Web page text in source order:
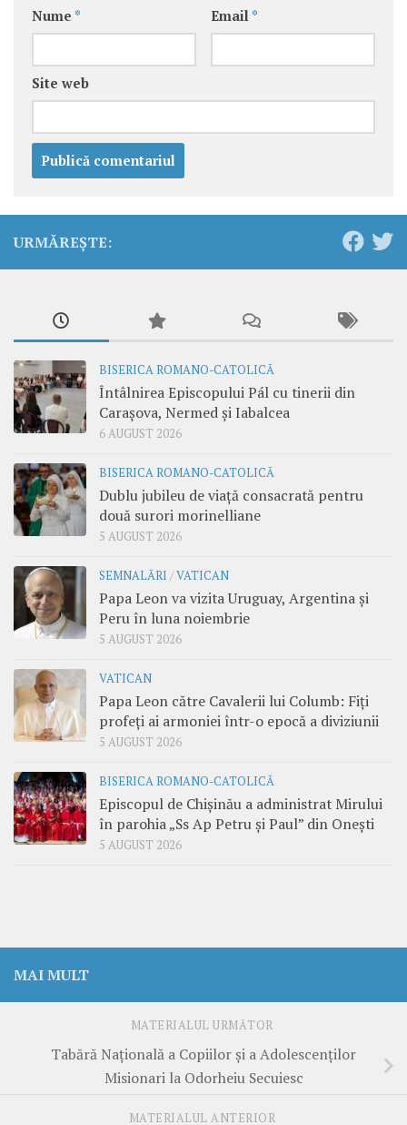
Nume * Email *
Site web
URMĂREȘTE:
BISERICA ROMANO-CATOLICĂ
Întâlnirea Episcopului Pál cu tinerii din
Carașova, Nermed și Iabalcea
6 AUGUST 2026
BISERICA ROMANO-CATOLICĂ
Dublu jubileu de viață consacrată pentru
două surori morinelliane
5 AUGUST 2026
SEMNALĂRI /VATICAN
Papa Leon va vizita Uruguay, Argentina și
Peru în luna noiembrie
5 AUGUST 2026
VATICAN
Papa Leon către Cavalerii lui Columb: Fiți
profeți ai armoniei într-o epocă a diviziunii
5 AUGUST 2026
BISERICA ROMANO-CATOLICĂ
Episcopul de Chișinău a administrat Mirului
în parohia „Ss Ap Petru și Paul” din Onești
5 AUGUST 2026
MAI MULT
MATERIALUL URMĂTOR
Tabără Națională a Copiilor și a Adolescenților
Misionari la Odorheiu Secuiesc
MATERIALUL ANTERIOR